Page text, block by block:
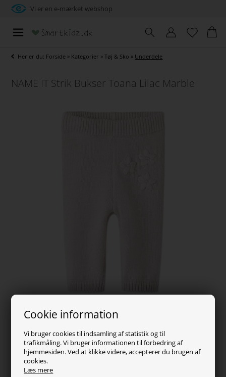
Cookie information
Vi bruger cookies til indsamling af statistik og til
trafikmåling. Vi bruger informationen til forbedring af
hjemmesiden. Ved at klikke videre, accepterer du brugen af
cookies.
Læs mere
Vi er en e-mærket webshop
Her er du: Forside » Kategorier »Tøj & Sko » Underdele
NAME IT Strik Bukser Toana Lilac Marble
179,00DKK
Vælg Størrelse